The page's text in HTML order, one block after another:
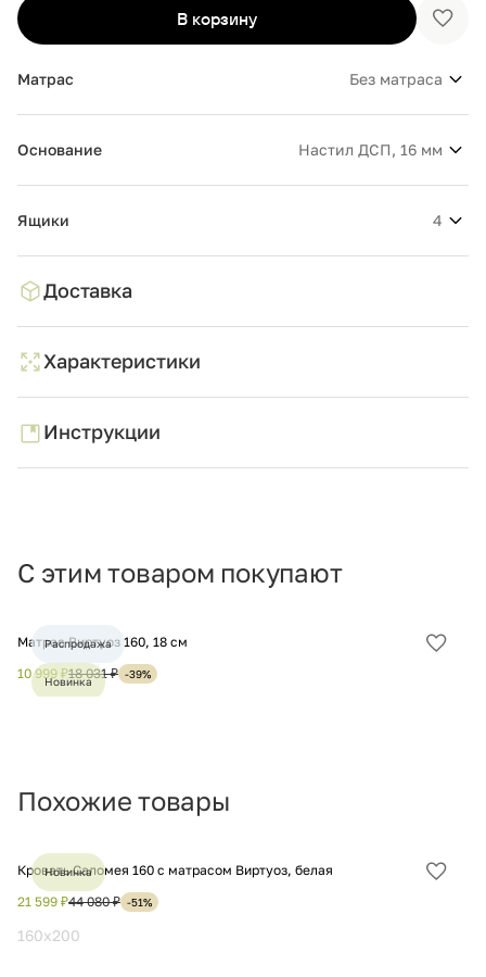
В корзину
Матрас Без матраса
Основание Настил ДСП, 16 мм
Ящики 4
Доставка
Характеристики
Инструкции
С этим товаром покупают
Матрас Виртуоз 160, 18 см
10 999 ₽18 031 ₽ -39%
Распродажа
Новинка
Похожие товары
Кровать Саломея 160 с матрасом Виртуоз, белая
21 599 ₽44 080 ₽ -51%
Новинка
160x200